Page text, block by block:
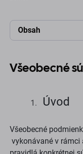
Obsah
Všeobecné
Úvod
Všeobecné
vykonávané v rámci